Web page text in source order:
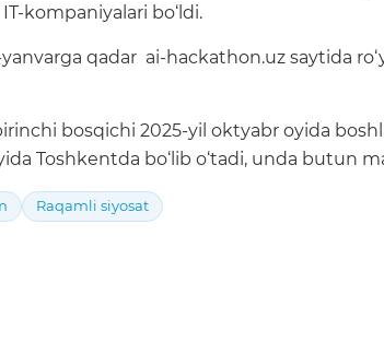
kompaniyalari bo‘ldi.
qadar ai-hackathon.uz saytida
bosqichi 2025-yil oktyabr oyida
Toshkentda bo‘lib o‘tadi, unda butun
Raqamli siyosat